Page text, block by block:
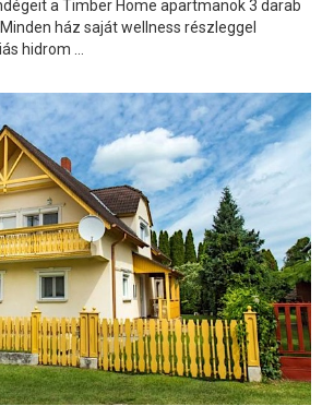
a Timber Home apartmanok 3 darab
ház saját wellness részleggel
hidrom ...